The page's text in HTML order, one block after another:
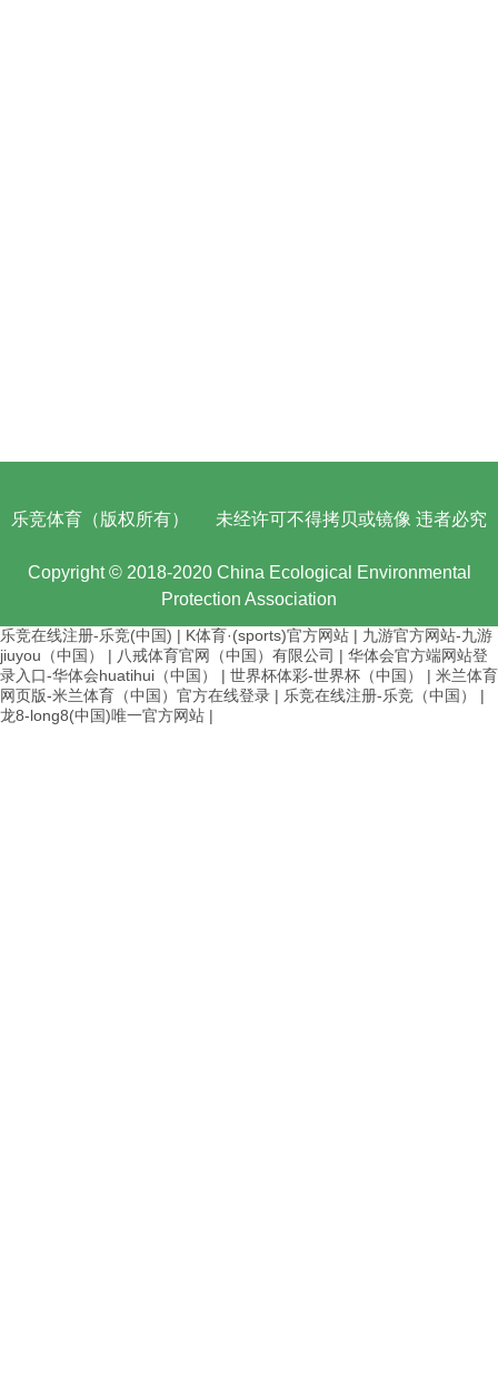
乐竞体育（版权所有） 未经许可不得拷贝或镜像 违者必究
Copyright © 2018-2020 China Ecological Environmental
Protection Association
乐竞在线注册-乐竞(中国) | K体育·(sports)官方网站 | 九游官方网站-九游
jiuyou（中国）
| 八戒体育官网（中国）有限公司 | 华体会官方端网站登
录入口-华体会huatihui（中国）
| 世界杯体彩-世界杯（中国） | 米兰体育
网页版-米兰体育（中国）官方在线登录 | 乐竞在线注册-乐竞（中国）
|
龙8-long8(中国)唯一官方网站 |